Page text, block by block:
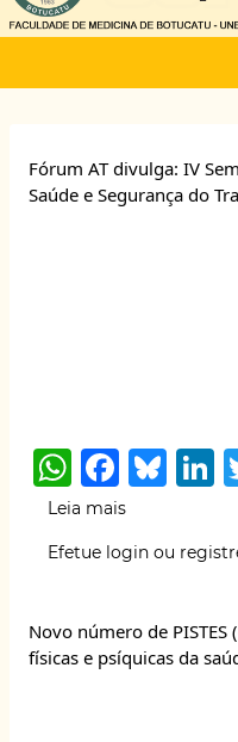
Fórum AT divulga: IV
Saúde e Segurança do
W
h
at
A
p
F
a
c
b
o
B
lu
e
k
y
k
Leia mais
AT
Seminário
Norte-
Efetue login ou
Novo número de
físicas e psíquicas da